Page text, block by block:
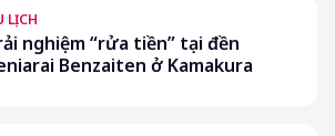
LỊCH
nghiệm “rửa tiền” tại đền
Benzaiten ở Kamakura